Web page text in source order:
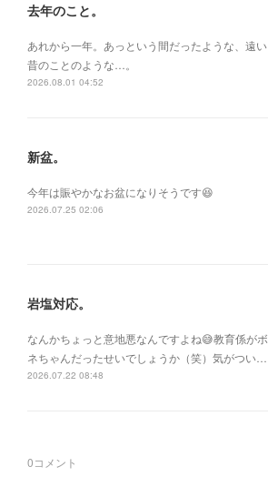
去年のこと。
あれから一年。あっという間だったような、遠い
昔のことのような…。
2026.08.01 04:52
新盆。
今年は賑やかなお盆になりそうです😆
2026.07.25 02:06
岩塩対応。
なんかちょっと意地悪なんですよね😅教育係がボ
ネちゃんだったせいでしょうか（笑）気がつい…
2026.07.22 08:48
0コメント